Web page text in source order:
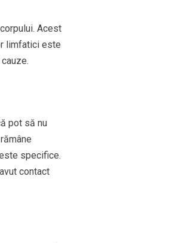
Acest
limfatici este
pot să nu
specifice.
contact